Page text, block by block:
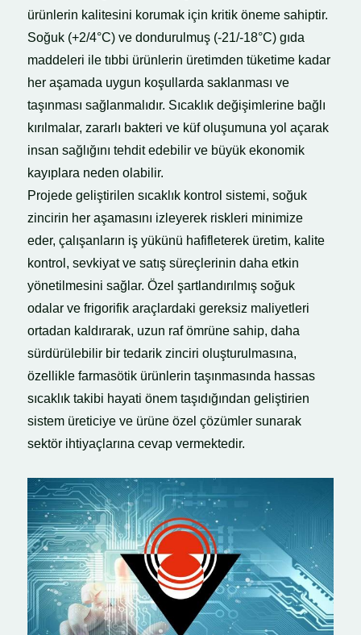
ürünlerin kalitesini korumak için kritik öneme sahiptir.
Soğuk (+2/4°C) ve dondurulmuş (-21/-18°C) gıda
maddeleri ile tıbbi ürünlerin üretimden tüketime kadar
her aşamada uygun koşullarda saklanması ve
taşınması sağlanmalıdır. Sıcaklık değişimlerine bağlı
kırılmalar, zararlı bakteri ve küf oluşumuna yol açarak
insan sağlığını tehdit edebilir ve büyük ekonomik
kayıplara neden olabilir.
Projede geliştirilen sıcaklık kontrol sistemi, soğuk
zincirin her aşamasını izleyerek riskleri minimize
eder, çalışanların iş yükünü hafifleterek üretim, kalite
kontrol, sevkiyat ve satış süreçlerinin daha etkin
yönetilmesini sağlar. Özel şartlandırılmış soğuk
odalar ve frigorifik araçlardaki gereksiz maliyetleri
ortadan kaldırarak, uzun raf ömrüne sahip, daha
sürdürülebilir bir tedarik zinciri oluşturulmasına,
özellikle farmasötik ürünlerin taşınmasında hassas
sıcaklık takibi hayati önem taşıdığından geliştirien
sistem üreticiye ve ürüne özel çözümler sunarak
sektör ihtiyaçlarına cevap vermektedir.